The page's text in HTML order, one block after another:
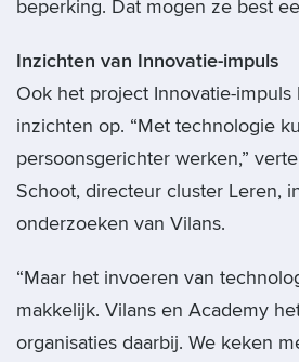
beperking. Dat mogen ze best
Inzichten van Innovatie-impuls
Ook het project Innovatie-impuls
inzichten op. “Met technologie
persoonsgerichter werken,”
Schoot, directeur cluster Leren,
onderzoeken van Vilans.
“Maar het invoeren van
makkelijk. Vilans en Academy
organisaties daarbij. We keken